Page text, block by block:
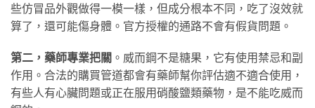
些仿冒品外觀做得一模一樣，但成分根本不同，吃了沒效就
算了，還可能傷身體。官方授權的通路不會有假貨問題。
第二，藥師專業把關 。威而鋼不是糖果，它有使用禁忌和副
作用。合法的購買管道都會有藥師幫你評估適不適合使用，
有些人有心臟問題或正在服用硝酸鹽類藥物，是不能吃威而